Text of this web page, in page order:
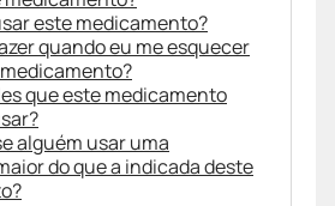
este medicamento?
quando eu me esquecer
que este medicamento
alguém usar uma
do que a indicada deste